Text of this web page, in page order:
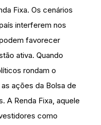
Fixa. Os cenários
interferem nos
favorecer
ativa. Quando
rondam o
ações da Bolsa de
A Renda Fixa, aquele
como